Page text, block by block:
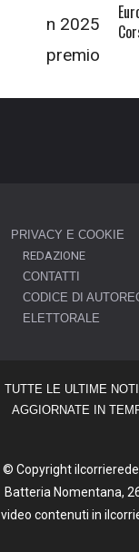
PRIVACY E COOKIE
REDAZIONE
CONTATTI
CODICE DI
ELETTORALE
TUTTE LE ULTIME
AGGIORNATE IN
© Copyright
Batteria Nomentana,
video contenuti in